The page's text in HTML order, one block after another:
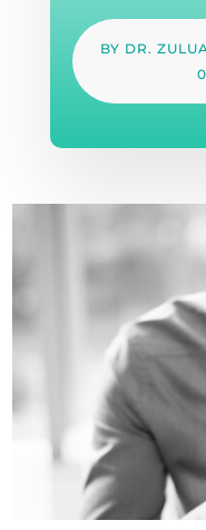
BY DR.